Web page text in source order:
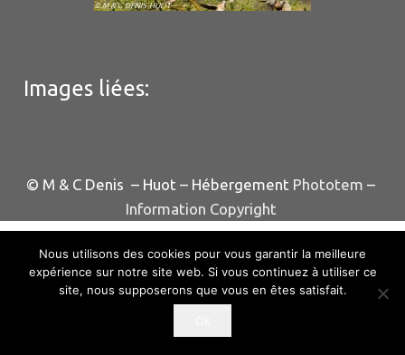
Images liées:
© M & C Denis – Huot – Hébergement Phototem –
Information Copyright
Nous utilisons des cookies pour vous garantir la meilleure
expérience sur notre site web. Si vous continuez à utiliser ce
site, nous supposerons que vous en êtes satisfait.